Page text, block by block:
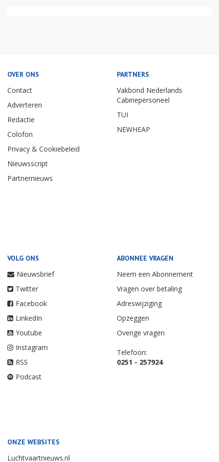
OVER ONS
Contact
Adverteren
Redactie
Colofon
Privacy & Cookiebeleid
Nieuwsscript
Partnernieuws
PARTNERS
Vakbond Nederlands
Cabinepersoneel
TUI
NEWHEAP
VOLG ONS
Nieuwsbrief
Twitter
Facebook
LinkedIn
Youtube
Instagram
RSS
Podcast
ABONNEE VRAGEN
Neem een Abonnement
Vragen over betaling
Adreswijziging
Opzeggen
Overige vragen
Telefoon:
0251 - 257924
ONZE WEBSITES
Luchtvaartnieuws.nl